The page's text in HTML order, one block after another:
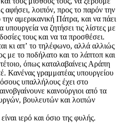
αφήσει, λοιπόν, προς το παρόν την
αμερικανική Πάτρα, και να πάει
να ζητήσει τις λίστες με
τους και να τα προσθέσει.
κι απʼ το τηλέφωνο, αλλά αλλιώς
με το ποδήλατο και το λάπτοπ και
όπως καταλαβαίνεις Αράπη
Κανένας γραμματέας υπουργείου
υπαλλήλους έχει στο
καινούργιοι από τα
βουλευτών και λοιπών
ιερό και όσιο της φυλής.